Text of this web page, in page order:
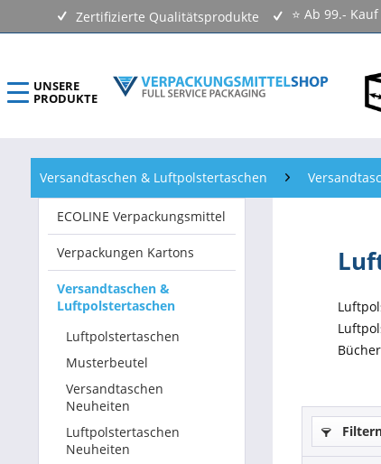
Zertifizierte Qualitätsprodukte ⭐ Ab 99.-
UNSERE
PRODUKTE
ECOLINE Verpackungsmittel
Verpackungen Kartons
Versandtaschen & Luftpolstertaschen
Klebebänder & Verschlussmittel
Beutel & Folien
Verpackungsmaterial & Verpackungsmittel
Betriebsausstattung & Lagerausstattung
Versandtaschen & Luftpolstertaschen
ECOLINE Verpackungsmittel
Verpackungen Kartons
Versandtaschen &
Luftpolstertaschen
Luftpolstertaschen
Musterbeutel
Versandtaschen
Neuheiten
Luftpolstertaschen
Neuheiten